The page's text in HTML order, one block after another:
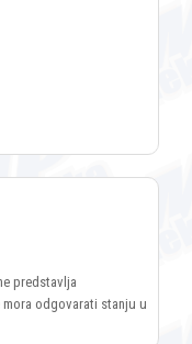
predstavlja
odgovarati stanju u